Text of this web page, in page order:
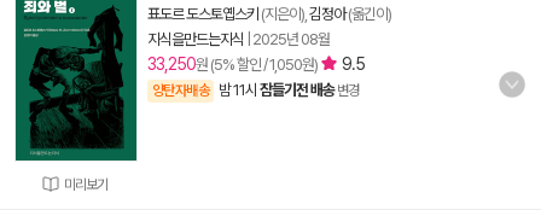
미리보기
표도르 도스토옙스키 (지은이), 김정아(옮긴이)
지식을만드는지식 2025년 08월
33,250원 (5% 할인 / 1,050원) 9.5
양탄자배송 밤 11시 잠들기전 배송 변경